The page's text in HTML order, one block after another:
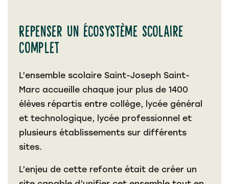
Repenser un écosystème scolaire
complet
L’ensemble scolaire Saint-Joseph Saint-
Marc accueille chaque jour plus de 1400
élèves répartis entre collège, lycée général
et technologique, lycée professionnel et
plusieurs établissements sur différents
sites.
L’enjeu de cette refonte était de créer un